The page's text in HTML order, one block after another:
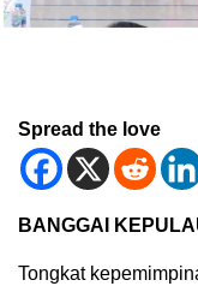
Spread the love
BANGGAI
Tongkat